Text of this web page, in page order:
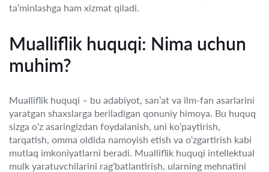
ta’minlashga ham xizmat qiladi.
Mualliflik huquqi: Nima uchun
muhim?
Mualliflik huquqi – bu adabiyot, san’at va ilm-fan asarlarini
yaratgan shaxslarga beriladigan qonuniy himoya. Bu huquq
sizga o‘z asaringizdan foydalanish, uni ko‘paytirish,
tarqatish, omma oldida namoyish etish va o‘zgartirish kabi
mutlaq imkoniyatlarni beradi. Mualliflik huquqi intellektual
mulk yaratuvchilarini rag‘batlantirish, ularning mehnatini